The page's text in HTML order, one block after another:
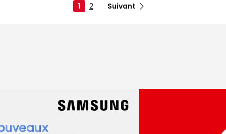
1 2 Suivant